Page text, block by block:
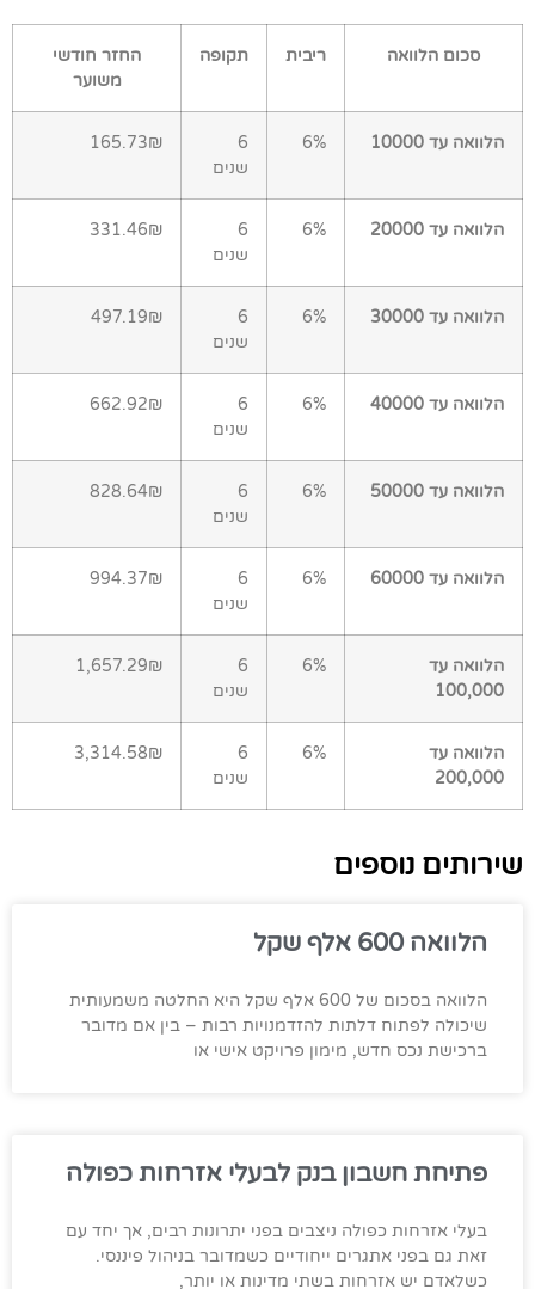
סכום הלוואה ריבית תקופה
החזר חודשי
משוער
הלוואה עד 10000 6%
6
שנים
165.73₪
הלוואה עד 20000 6%
6
שנים
331.46₪
הלוואה עד 30000 6%
6
שנים
497.19₪
הלוואה עד 40000 6%
6
שנים
662.92₪
הלוואה עד 50000 6%
6
שנים
828.64₪
הלוואה עד 60000 6%
6
שנים
994.37₪
הלוואה עד
100,000
6%
6
שנים
1,657.29₪
הלוואה עד
200,000
6%
6
שנים
3,314.58₪
שירותים נוספים
הלוואה 600 אלף שקל
הלוואה בסכום של 600 אלף שקל היא החלטה משמעותית
שיכולה לפתוח דלתות להזדמנויות רבות – בין אם מדובר
ברכישת נכס חדש, מימון פרויקט אישי או
פתיחת חשבון בנק לבעלי אזרחות כפולה
בעלי אזרחות כפולה ניצבים בפני יתרונות רבים, אך יחד עם
זאת גם בפני אתגרים ייחודיים כשמדובר בניהול פיננסי.
כשלאדם יש אזרחות בשתי מדינות או יותר,